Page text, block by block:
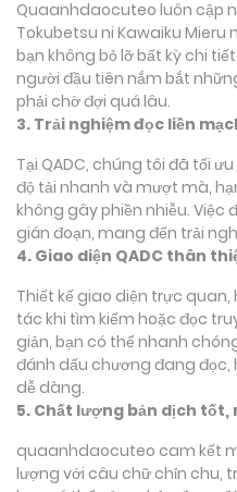
Quaanhdaocuteo luôn cập
Tokubetsu ni Kawaiku Mieru
bạn không bỏ lỡ bất kỳ chi
người đầu tiên nắm bắt
phải chờ đợi quá lâu.
3. Trải nghiệm đọc liền
Tại QADC, chúng tôi đã tối
độ tải nhanh và mượt mà,
không gây phiền nhiễu. Việc
gián đoạn, mang đến trải
4. Giao diện QADC thân
Thiết kế giao diện trực
tác khi tìm kiếm hoặc đọc
giản, bạn có thể nhanh
đánh dấu chương đang
dễ dàng.
5. Chất lượng bản dịch
quaanhdaocuteo cam kết
lượng với câu chữ chỉn chu,